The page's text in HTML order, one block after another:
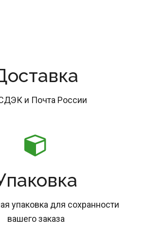
и Почта России
упаковка для сохранности
вашего заказа